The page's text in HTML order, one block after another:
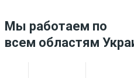
Мы работаем по
всем областям